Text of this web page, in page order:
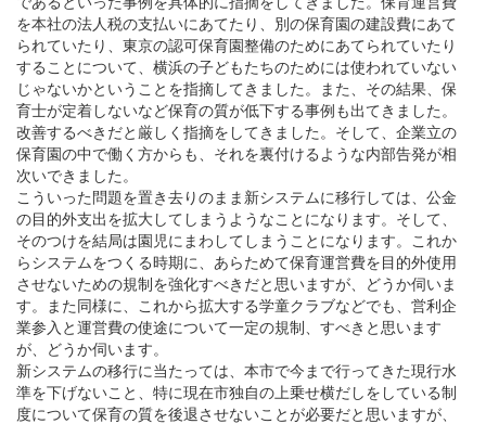
を本社の法人税の支払いにあてたり、別の保育園の建設費にあて
られていたり、東京の認可保育園整備のためにあてられていたり
することについて、横浜の子どもたちのためには使われていない
じゃないかということを指摘してきました。また、その結果、保
育士が定着しないなど保育の質が低下する事例も出てきました。
改善するべきだと厳しく指摘をしてきました。そして、企業立の
保育園の中で働く方からも、それを裏付けるような内部告発が相
次いできました。
こういった問題を置き去りのまま新システムに移行しては、公金
の目的外支出を拡大してしまうようなことになります。そして、
そのつけを結局は園児にまわしてしまうことになります。これか
らシステムをつくる時期に、あらためて保育運営費を目的外使用
させないための規制を強化すべきだと思いますが、どうか伺いま
す。また同様に、これから拡大する学童クラブなどでも、営利企
業参入と運営費の使途について一定の規制、すべきと思います
が、どうか伺います。
新システムの移行に当たっては、本市で今まで行ってきた現行水
準を下げないこと、特に現在市独自の上乗せ横だしをしている制
度について保育の質を後退させないことが必要だと思いますが、